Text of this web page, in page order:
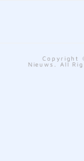
Copyright
Nieuws. All